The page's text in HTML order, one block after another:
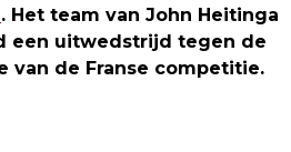
. Het team van John Heitinga
een uitwedstrijd tegen de
van de Franse competitie.